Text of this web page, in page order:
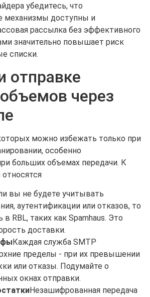
убедитесь, что
механизмы доступны и
рассылка без эффективного
значительно повышает риск
списки.
отправке
через
можно избежать только при
особенно
больших объемах передачи. К
вы не будете учитывать
аутентификации или отказов, то
RBL, таких как Spamhaus. Это
доставки.
Каждая служба SMTP
пределы - при их превышении
или отказы. Подумайте о
окнах отправки.
Незашифрованная передача